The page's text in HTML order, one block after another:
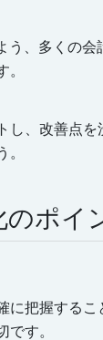
、多くの
。
し、改善点
。
ポイ
に把握する
です。